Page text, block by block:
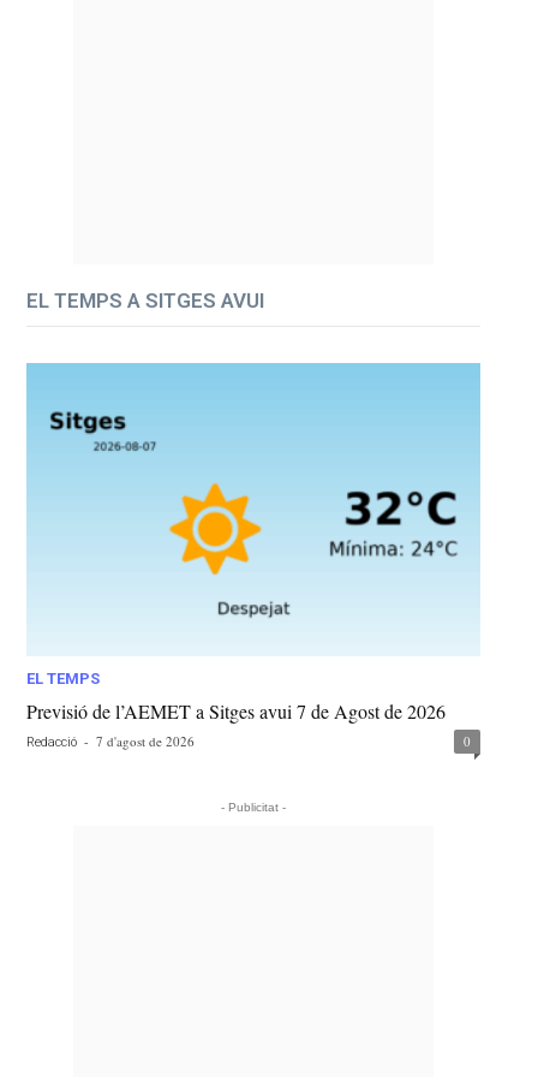
EL TEMPS A SITGES AVUI
EL TEMPS
Previsió de l’AEMET a Sitges avui 7 de Agost de 2026
Redacció - 7 d'agost de 2026 0
- Publicitat -